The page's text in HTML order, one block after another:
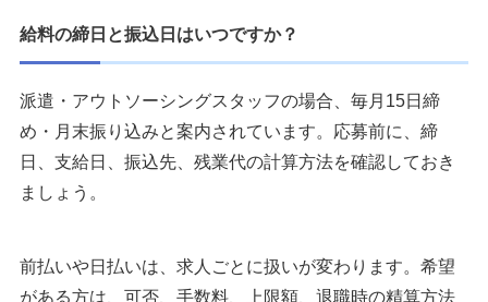
給料の締日と振込日はいつですか？
派遣・アウトソーシングスタッフの場合、毎月15日締
め・月末振り込みと案内されています。応募前に、締
日、支給日、振込先、残業代の計算方法を確認しておき
ましょう。
前払いや日払いは、求人ごとに扱いが変わります。希望
がある方は、可否、手数料、上限額、退職時の精算方法